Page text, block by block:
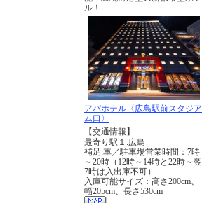
ル！
アパホテル〈広島駅前スタジア
ム口〉
【交通情報】
最寄り駅１:広島
補足:車／駐車場営業時間：7時
～20時（12時～14時と22時～翌
7時は入出庫不可）
入庫可能サイズ：高さ200cm、
幅205cm、長さ530cm